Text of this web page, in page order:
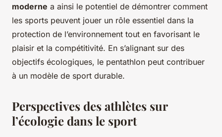
moderne a ainsi le potentiel de démontrer comment
les sports peuvent jouer un rôle essentiel dans la
protection de l’environnement tout en favorisant le
plaisir et la compétitivité. En s’alignant sur des
objectifs écologiques, le pentathlon peut contribuer
à un modèle de sport durable.
Perspectives des athlètes sur
l’écologie dans le sport